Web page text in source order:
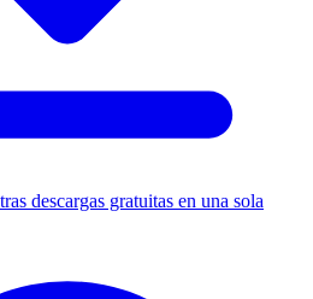
descargas gratuitas en una sola